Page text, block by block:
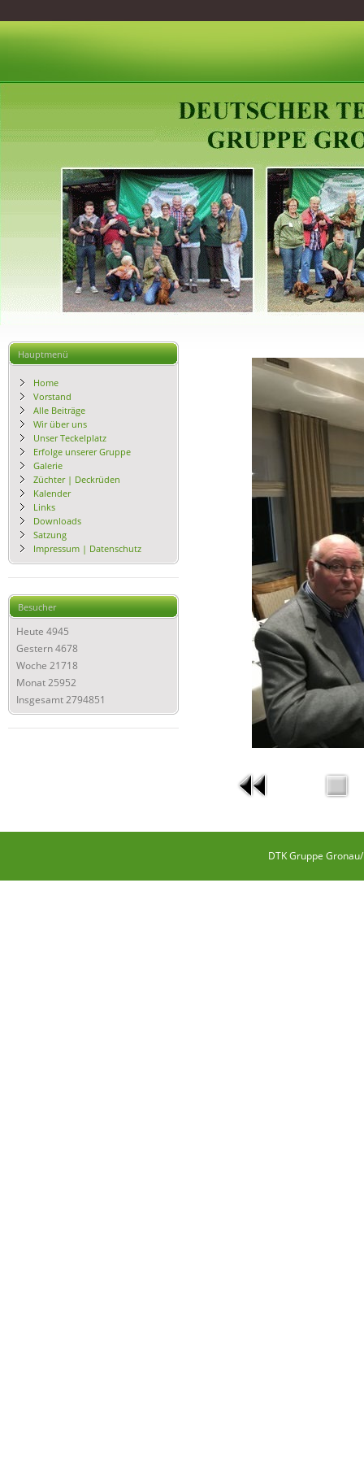
Hauptmenü
Home
Vorstand
Alle Beiträge
Wir über uns
Unser Teckelplatz
Erfolge unserer Gruppe
Galerie
Züchter | Deckrüden
Kalender
Links
Downloads
Satzung
Impressum | Datenschutz
Besucher
Heute 4945
Gestern4678
Woche 21718
Monat25952
Insgesamt2794851
DTK Gruppe